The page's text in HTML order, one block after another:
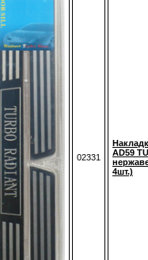
02331
AD59
4шт.)